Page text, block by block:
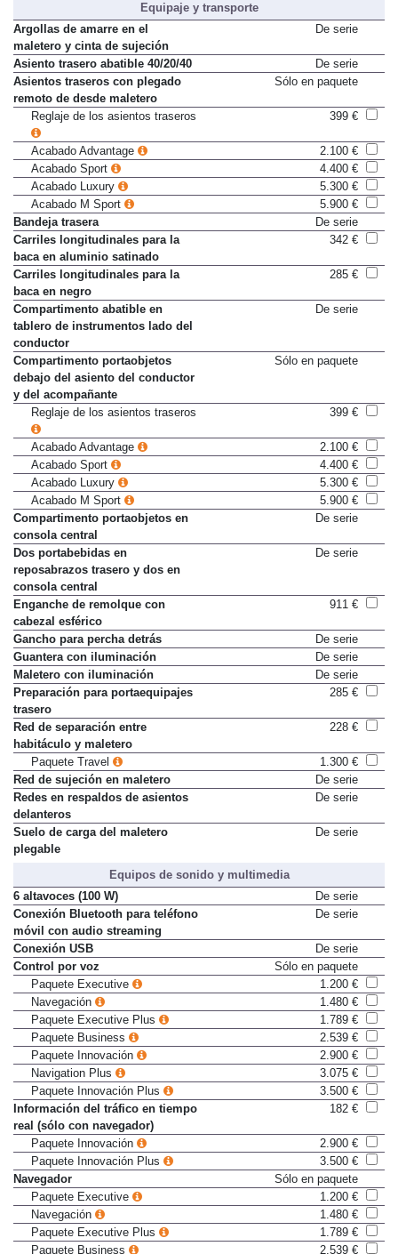
Equipaje y transporte
Argollas de amarre en el
maletero y cinta de sujeción
Asiento trasero abatible 40/20/40
De serie
Asientos traseros con plegado
remoto de desde maletero
Reglaje de los asientos traseros
Acabado Advantage
2.100 €
Acabado Sport
4.400 €
Acabado Luxury
5.300 €
Acabado M Sport
5.900 €
Bandeja trasera
De serie
Carriles longitudinales para la
baca en aluminio satinado
Carriles longitudinales para la
baca en negro
Compartimento abatible en
tablero de instrumentos lado del
conductor
Compartimento portaobjetos
debajo del asiento del conductor
y del acompañante
Reglaje de los asientos traseros
Acabado Advantage
2.100 €
Acabado Sport
4.400 €
Acabado Luxury
5.300 €
Acabado M Sport
5.900 €
Compartimento portaobjetos en
consola central
Dos portabebidas en
reposabrazos trasero y dos en
consola central
Enganche de remolque con
cabezal esférico
Gancho para percha detrás
De serie
Guantera con iluminación
De serie
Maletero con iluminación
De serie
Preparación para portaequipajes
trasero
Red de separación entre
habitáculo y maletero
Paquete Travel
1.300 €
Red de sujeción en maletero
De serie
Redes en respaldos de asientos
delanteros
Suelo de carga del maletero
Equipos de sonido y multimedia
6 altavoces (100 W)
De serie
Conexión Bluetooth para teléfono
móvil con audio streaming
Conexión USB
De serie
Control por voz
Sólo en paquete
Paquete Executive
1.200 €
Navegación
1.480 €
Paquete Executive Plus
1.789 €
Paquete Business
2.539 €
Paquete Innovación
2.900 €
Navigation Plus
3.075 €
Paquete Innovación Plus
3.500 €
Información del tráfico en tiempo
real (sólo con navegador)
Paquete Innovación
2.900 €
Paquete Innovación Plus
3.500 €
Navegador
Sólo en paquete
Paquete Executive
1.200 €
Navegación
1.480 €
Paquete Executive Plus
1.789 €